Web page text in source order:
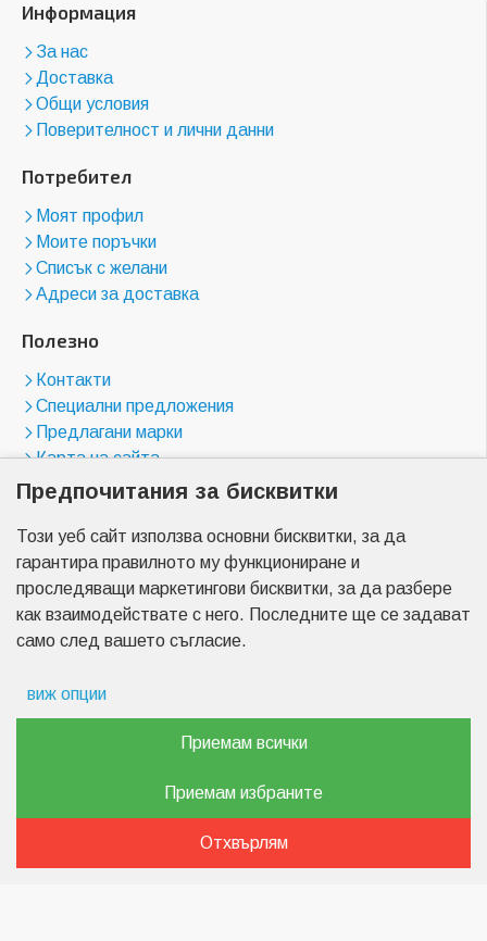
Информация
За нас
Доставка
Общи условия
Поверителност и лични данни
Потребител
Моят профил
Моите поръчки
Списък с желани
Адреси за доставка
Полезно
Контакти
Специални предложения
Предлагани марки
Карта на сайта
Магазини
бул. "Цариградско шосе" 23
бул. "Менделеев" 17
бул. "Христо Ботев" 2
бул. "Пещерско шосе" 7
бул. "Найчо Цанов" 3
Всички права са запазени.
Изработка на сайт
Предпочитания за бисквитки
Този уеб сайт използва основни бисквитки, за да
гарантира правилното му функциониране и
проследяващи маркетингови бисквитки, за да разбере
как взаимодействате с него. Последните ще се задават
само след вашето съгласие.
виж опции
Препочитания за реклами
Данни за потребление
Приемам всички
Приемам избраните
Отхвърлям